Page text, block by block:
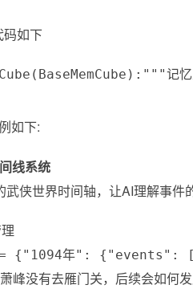
码如下
如下:
线系统
武侠世界时间轴，让AI理解事件
{"1094年": {"events": ["